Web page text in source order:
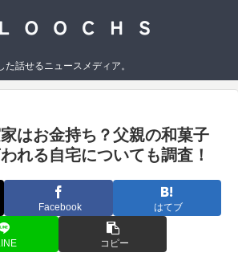
た話せるニュースメディア。
はお金持ち？父親の和菓子
れる自宅についても調査！
Facebook はてブ
コピー